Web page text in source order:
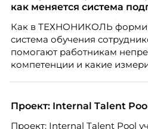
рынка становятся
нередко превращаются в
негативно влияет HR-бренд
как меняется система
Как в ТЕХНОНИКОЛЬ
система обучения
помогают работникам
компетенции и какие
закупкам направления
компании ТЕХНОНИКОЛЬ.
Проект: Internal Talent
Проект: Internal Talent Pool